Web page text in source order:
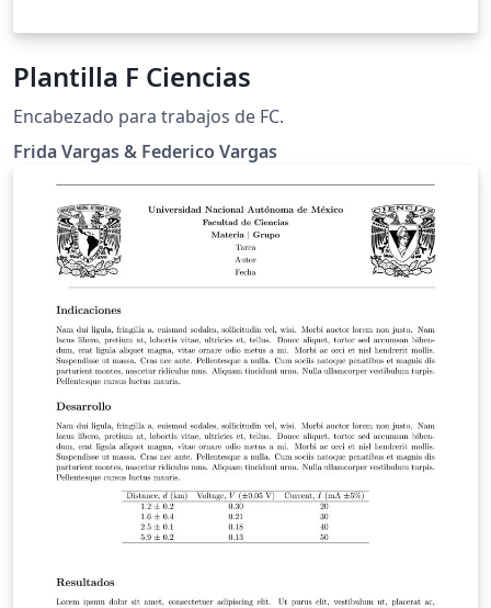
Plantilla F Ciencias
Encabezado para trabajos de FC.
Frida Vargas & Federico Vargas